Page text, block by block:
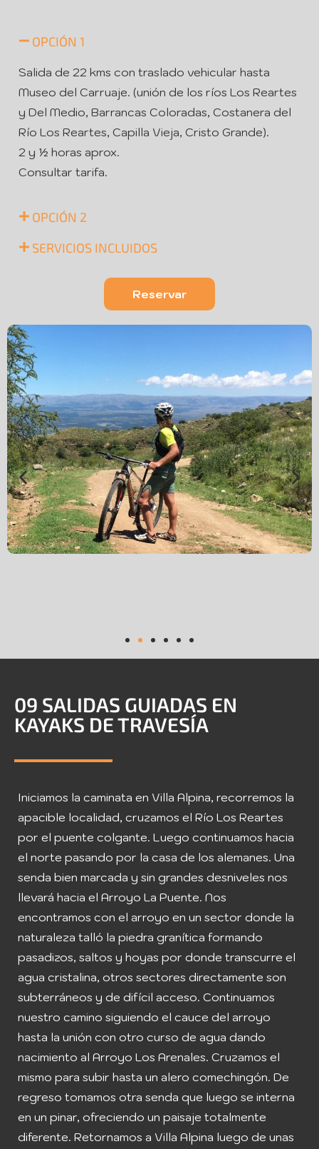
OPCIÓN 1
Salida de 22 kms con traslado vehicular hasta
Museo del Carruaje. (unión de los ríos Los Reartes
y Del Medio, Barrancas Coloradas, Costanera del
Río Los Reartes, Capilla Vieja, Cristo Grande).
2 y ½ horas aprox.
Consultar tarifa.
OPCIÓN 2
SERVICIOS INCLUIDOS
Reservar
09 SALIDAS GUIADAS EN
KAYAKS DE TRAVESÍA
Iniciamos la caminata en Villa Alpina, recorremos la
apacible localidad, cruzamos el Río Los Reartes
por el puente colgante. Luego continuamos hacia
el norte pasando por la casa de los alemanes. Una
senda bien marcada y sin grandes desniveles nos
llevará hacia el Arroyo La Puente. Nos
encontramos con el arroyo en un sector donde la
naturaleza talló la piedra granítica formando
pasadizos, saltos y hoyas por donde transcurre el
agua cristalina, otros sectores directamente son
subterráneos y de difícil acceso. Continuamos
nuestro camino siguiendo el cauce del arroyo
hasta la unión con otro curso de agua dando
nacimiento al Arroyo Los Arenales. Cruzamos el
mismo para subir hasta un alero comechingón. De
regreso tomamos otra senda que luego se interna
en un pinar, ofreciendo un paisaje totalmente
diferente. Retornamos a Villa Alpina luego de unas